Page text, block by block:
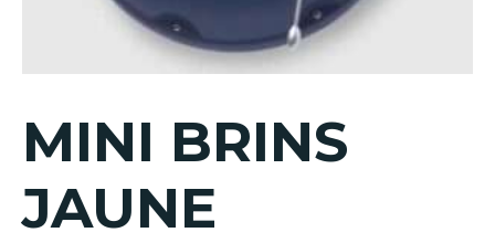
MINI BRINS
JAUNE